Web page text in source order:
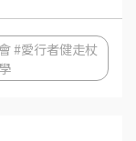
#愛行者健走杖